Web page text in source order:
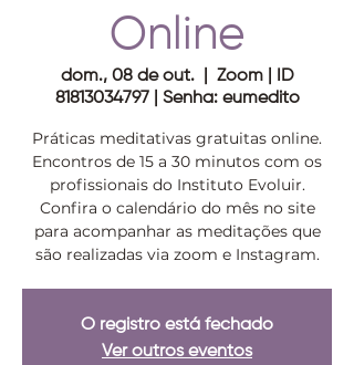
Online
dom., 08 de out.
  |
Zoom | ID
81813034797 | Senha: eumedito
Práticas meditativas gratuitas online.
Encontros de 15 a 30 minutos com os
profissionais do Instituto Evoluir.
Confira o calendário do mês no site
para acompanhar as meditações que
são realizadas via zoom e Instagram.
O registro está fechado
Ver outros eventos